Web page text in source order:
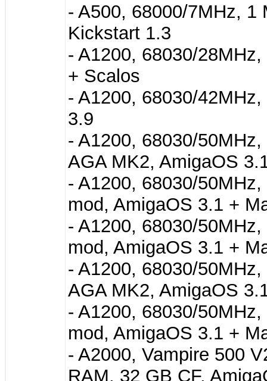
- A500, 68000/7MHz,
Kickstart 1.3
- A1200, 68030/
+ Scalos
- A1200, 68030/
3.9
- A1200, 68030/
AGA MK2, AmigaOS
- A1200, 68030/
mod, AmigaOS 3.1 +
- A1200, 68030/
mod, AmigaOS 3.1 +
- A1200, 68030/
AGA MK2, AmigaOS
- A1200, 68030/
mod, AmigaOS 3.1 +
- A2000, Vampire 500
RAM, 32 GB CF,